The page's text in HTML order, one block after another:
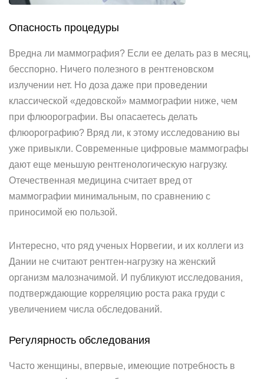
Опасность процедуры
Вредна ли маммография? Если ее делать раз в месяц,
бесспорно. Ничего полезного в рентгеновском
излучении нет. Но доза даже при проведении
классической «дедовской» маммографии ниже, чем
при флюорографии. Вы опасаетесь делать
флюорографию? Вряд ли, к этому исследованию вы
уже привыкли. Современные цифровые маммографы
дают еще меньшую рентгенологическую нагрузку.
Отечественная медицина считает вред от
маммографии минимальным, по сравнению с
приносимой ею пользой.
Интересно, что ряд ученых Норвегии, и их коллеги из
Дании не считают рентген-нагрузку на женский
организм малозначимой. И публикуют исследования,
подтверждающие корреляцию роста рака груди с
увеличением числа обследований.
Регулярность обследования
Часто женщины, впервые, имеющие потребность в